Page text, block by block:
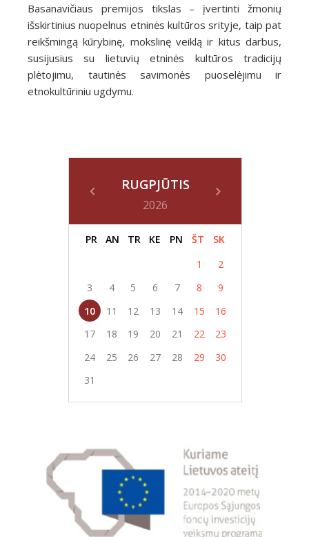
Basanavičiaus premijos tikslas – įvertinti žmonių
išskirtinius nuopelnus etninės kultūros srityje, taip pat
reikšmingą kūrybinę, mokslinę veiklą ir kitus darbus,
susijusius su lietuvių etninės kultūros tradicijų
plėtojimu, tautinės savimonės puoselėjimu ir
etnokultūriniu ugdymu.
RUGPJŪTIS
2026
PR AN TR KE PN ŠT
SK
1
2
3
4 5 6 7 8
9
10
11 12 13 14 15
16
17
18 19 20 21 22
23
24
25 26 27 28 29
30
31